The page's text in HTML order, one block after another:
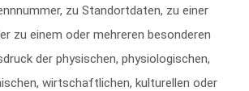
zu Standortdaten, zu einer
zu einem oder mehreren besonderen
der physischen, physiologischen,
wirtschaftlichen, kulturellen oder